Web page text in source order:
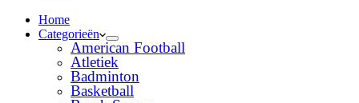
Home
Categorieën
American Football
Atletiek
Badminton
Basketball